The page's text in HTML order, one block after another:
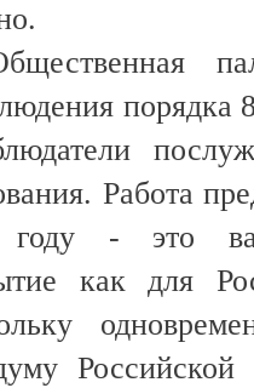
порядка
Работа
- это
как для